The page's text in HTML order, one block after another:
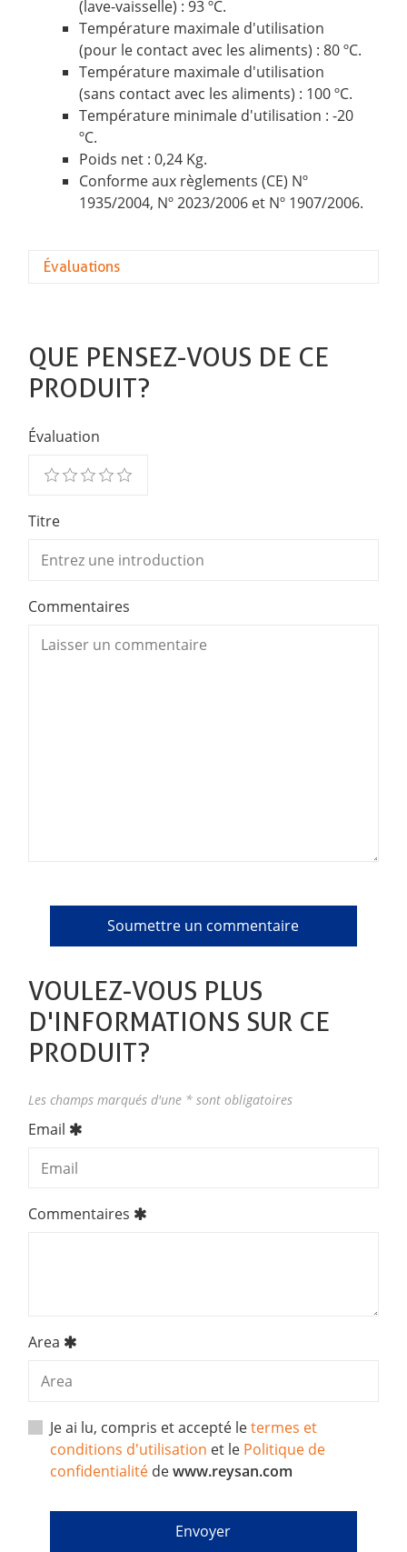
(lave-vaisselle) : 93 ºC.
Température maximale d'utilisation
(pour le contact avec les aliments) : 80 ºC.
Température maximale d'utilisation
(sans contact avec les aliments) : 100 ºC.
Température minimale d'utilisation : -20
ºC.
Poids net : 0,24 Kg.
Conforme aux règlements (CE) Nº
1935/2004, Nº 2023/2006 et Nº 1907/2006.
Évaluations
QUE PENSEZ-VOUS DE CE
PRODUIT?
Évaluation
Titre
Commentaires
VOULEZ-VOUS PLUS
D'INFORMATIONS SUR CE
PRODUIT?
Les champs marqués d'une * sont obligatoires
Email
Commentaires
Area
Je ai lu, compris et accepté letermes et
conditions d'utilisation et le Politique de
confidentialité dewww.reysan.com